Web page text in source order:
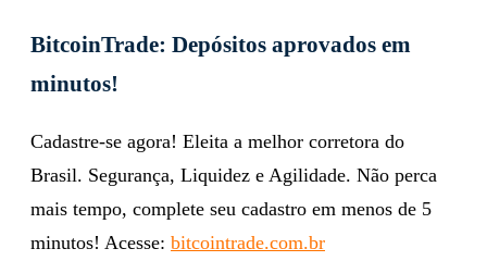
BitcoinTrade: Depósitos aprovados em
minutos!
Cadastre-se agora! Eleita a melhor corretora do
Brasil. Segurança, Liquidez e Agilidade. Não perca
mais tempo, complete seu cadastro em menos de 5
minutos! Acesse: bitcointrade.com.br